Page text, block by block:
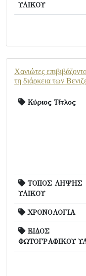
ΥΛΙΚΟΥ
Χανιώτες
τη διάρκεια των
Κύριος Τίτλος
ΤΟΠΟΣ ΛΗΨΗΣ
ΥΛΙΚΟΥ
ΧΡΟΝΟΛΟΓΙΑ
ΕΙΔΟΣ
ΦΩΤΟΓΡΑΦΙΚΟΥ